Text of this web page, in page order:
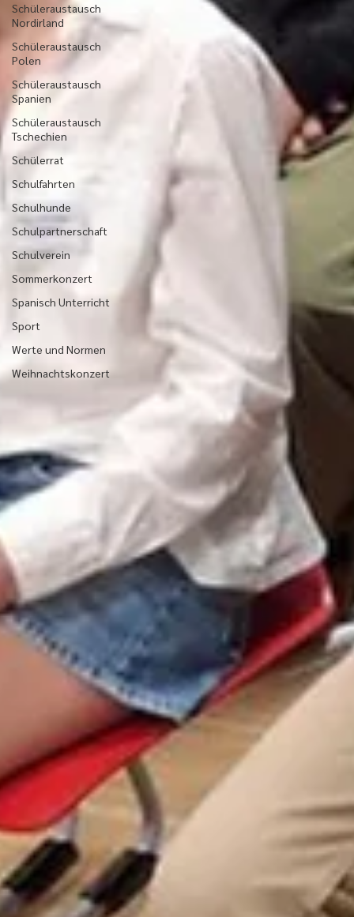
Schüleraustausch
Nordirland
Schüleraustausch
Polen
Schüleraustausch
Spanien
Schüleraustausch
Tschechien
Schülerrat
Schulfahrten
Schulhunde
Schulpartnerschaft
Schulverein
Sommerkonzert
Spanisch Unterricht
Sport
Werte und Normen
Weihnachtskonzert